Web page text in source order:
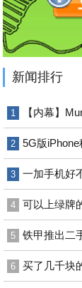
新闻排行
1 【内幕】
2 5G版
3 一加手机好
4 可以上绿牌
5 铁甲推出二
6 买了几千块